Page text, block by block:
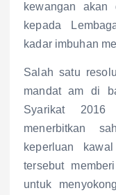
kewangan akan
kepada
kadar imbuhan
Salah satu
mandat am di
Syarikat 2016
menerbitkan
keperluan
tersebut
untuk